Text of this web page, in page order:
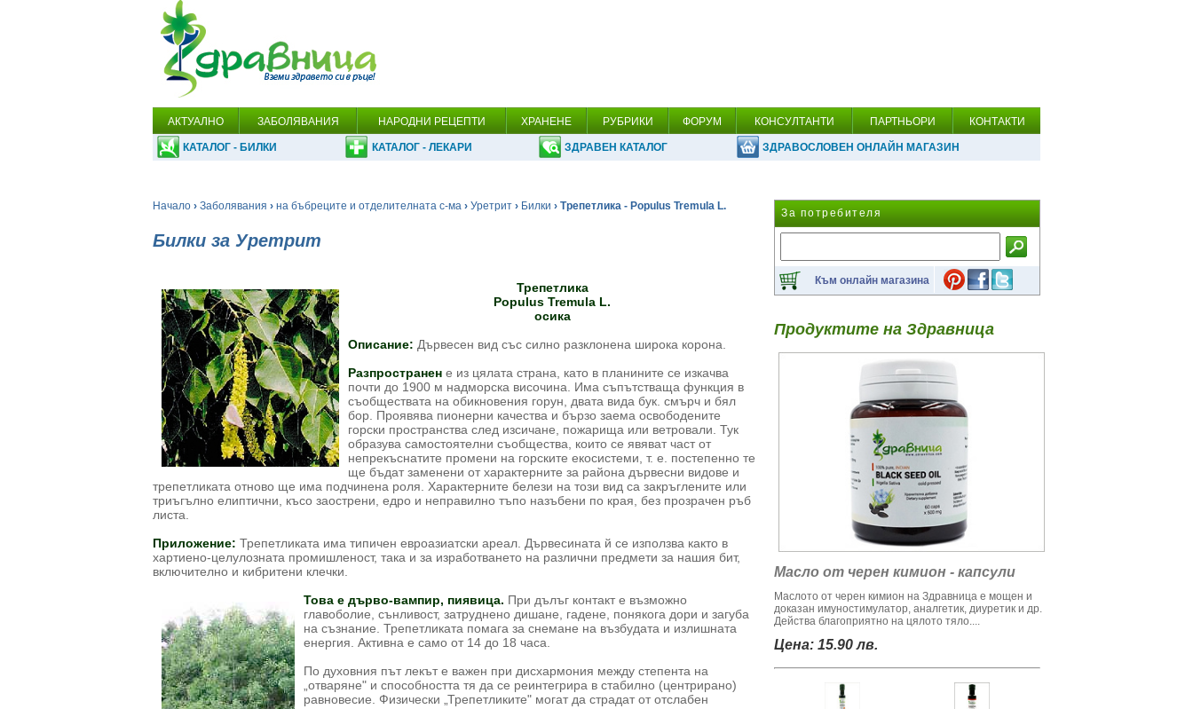
АКТУАЛНО ЗАБОЛЯВАНИЯ НАРОДНИ РЕЦЕПТИ ХРАНЕНЕ РУБРИКИ ФОРУМ КОНСУЛТАНТИ ПАРТНЬОРИ КОНТАКТИ
КАТАЛОГ - БИЛКИ КАТАЛОГ - ЛЕКАРИ ЗДРАВЕН КАТАЛОГ ЗДРАВОСЛОВЕН ОНЛАЙН МАГАЗИН
Начало › Заболявания › на бъбреците и отделителната с-ма › Уретрит › Билки › Трепетлика - Populus Tremula L.
Билки за Уретрит
Трепетлика
Populus Tremula L.
осика
Описание: Дървесен вид със силно разклонена широка корона.
Разпространен е из цялата страна, като в планините се изкачва
почти до 1900 м надморска височина. Има съпътстваща функция в
съобществата на обикновения горун, двата вида бук. смърч и бял
бор. Проявява пионерни качества и бързо заема освободените
горски пространства след изсичане, пожарища или ветровали. Тук
образува самостоятелни съобщества, които се явяват част от
непрекъснатите промени на горските екосистеми, т. е. постепенно те
ще бъдат заменени от характерните за района дървесни видове и
трепетликата отново ще има подчинена роля. Характерните белези на този вид са закръглените или
триъгълно елиптични, късо заострени, едро и неправилно тъпо назъбени по края, без прозрачен ръб
листа.
Приложение: Трепетликата има типичен евроазиатски ареал. Дървесината й се използва както в
хартиено-целулозната промишленост, така и за изработването на различни предмети за нашия бит,
включително и кибритени клечки.
Това е дърво-вампир, пиявица. При дълъг контакт е възможно
главоболие, сънливост, затруднено дишане, гадене, понякога дори и загуба
на съзнание. Трепетликата помага за снемане на възбудата и излишната
енергия. Активна е само от 14 до 18 часа.
По духовния път лекът е важен при дисхармония между степента на
„отваряне" и способността тя да се реинтегрира в стабилно (центрирано)
равновесие. Физически „Трепетликите" могат да страдат от отслабен
За потребителя
Към онлайн магазина
Продуктите на Здравница
Масло от черен кимион - капсули
Маслото от черен кимион на Здравница е мощен и
доказан имуностимулатор, аналгетик, диуретик и др.
Действа благоприятно на цялото тяло....
Цена: 15.90 лв.